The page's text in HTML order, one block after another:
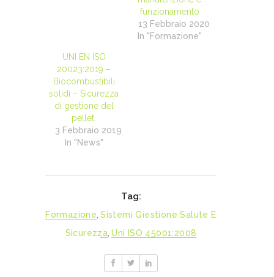
funzionamento
13 Febbraio 2020
In "Formazione"
UNI EN ISO
20023:2019 –
Biocombustibili
solidi – Sicurezza
di gestione del
pellet.
3 Febbraio 2019
In "News"
Tag:
Formazione Sistemi Giestione Salute E
Sicurezza Uni ISO 45001:2008